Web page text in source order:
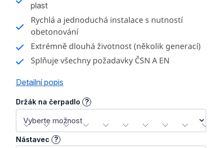
plast
Rychlá a jednoduchá instalace s nutností
obetonování
Extrémně dlouhá životnost (několik generací)
Splňuje všechny požadavky ČSN A EN
Detailní popis
Držák na čerpadlo ?
Nástavec ?